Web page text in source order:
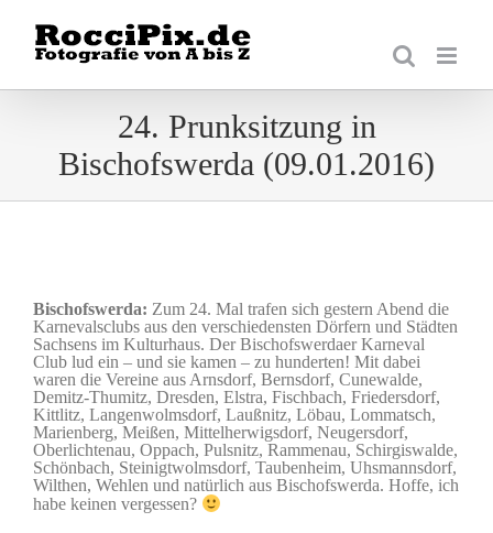
Inhalt
springen
24. Prunksitzung in
Bischofswerda (09.01.2016)
Bischofswerda: Zum 24. Mal trafen sich gestern Abend die
Karnevalsclubs aus den verschiedensten Dörfern und Städten
Sachsens im Kulturhaus. Der Bischofswerdaer Karneval
Club lud ein – und sie kamen – zu hunderten! Mit dabei
waren die Vereine aus Arnsdorf, Bernsdorf, Cunewalde,
Demitz-Thumitz, Dresden, Elstra, Fischbach, Friedersdorf,
Kittlitz, Langenwolmsdorf, Laußnitz, Löbau, Lommatsch,
Marienberg, Meißen, Mittelherwigsdorf, Neugersdorf,
Oberlichtenau, Oppach, Pulsnitz, Rammenau, Schirgiswalde,
Schönbach, Steinigtwolmsdorf, Taubenheim, Uhsmannsdorf,
Wilthen, Wehlen und natürlich aus Bischofswerda. Hoffe, ich
habe keinen vergessen?